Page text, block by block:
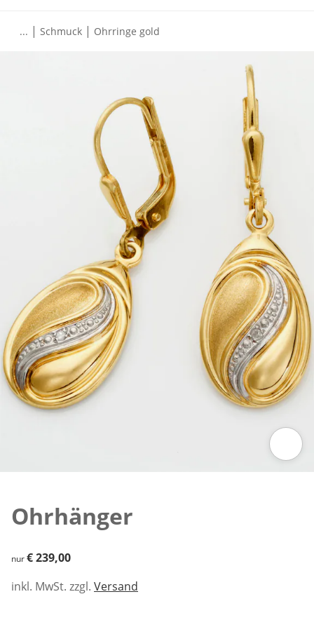
... | Schmuck | Ohrringe gold
Ohrhänger
€ 239,00
nur€ 239,00
inkl. MwSt. zzgl. Versand